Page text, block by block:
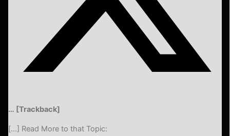
… [Trackback]
[…] Read More to that Topic: